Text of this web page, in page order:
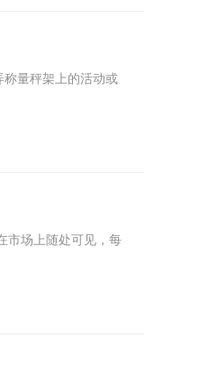
量秤架上的活动或
市场上随处可见，每